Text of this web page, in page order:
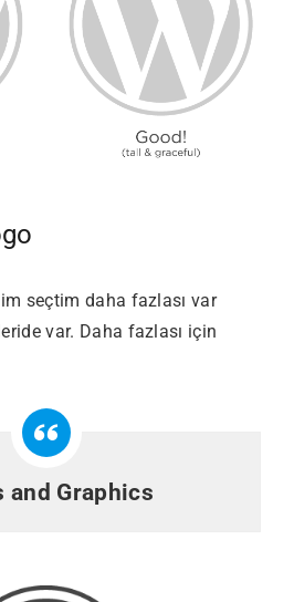
seçtim daha fazlası var
var. Daha fazlası için
and Graphics